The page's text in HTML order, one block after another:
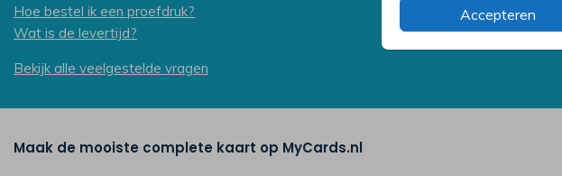
Accepteren
Hoe bestel ik een proefdruk?
Wat is de levertijd?
Bekijk alle veelgestelde vragen
Op werkdagen van
Mailen mag ook:
Maak de mooiste complete kaart op MyCards.nl